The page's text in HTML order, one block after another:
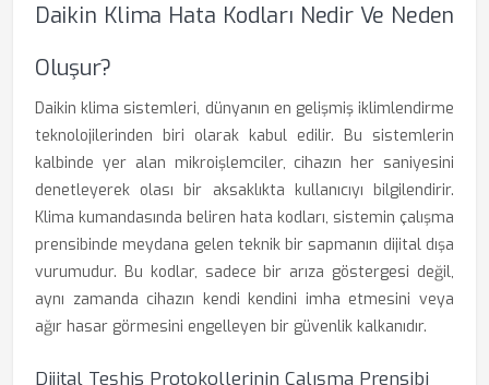
Daikin Klima Hata Kodları Nedir Ve Neden
Oluşur?
Daikin klima sistemleri, dünyanın en gelişmiş iklimlendirme
teknolojilerinden biri olarak kabul edilir. Bu sistemlerin
kalbinde yer alan mikroişlemciler, cihazın her saniyesini
denetleyerek olası bir aksaklıkta kullanıcıyı bilgilendirir.
Klima kumandasında beliren hata kodları, sistemin çalışma
prensibinde meydana gelen teknik bir sapmanın dijital dışa
vurumudur. Bu kodlar, sadece bir arıza göstergesi değil,
aynı zamanda cihazın kendi kendini imha etmesini veya
ağır hasar görmesini engelleyen bir güvenlik kalkanıdır.
Dijital Teşhis Protokollerinin Çalışma Prensibi